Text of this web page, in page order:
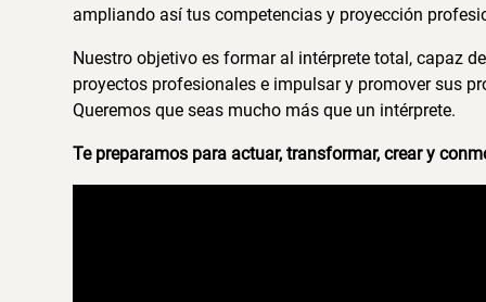
ampliando así tus competencias y proyección
Nuestro objetivo es formar al intérprete total, capaz
proyectos profesionales e impulsar y promover sus
Queremos que seas mucho más que un intérprete.
Te preparamos para actuar, transformar, crear y